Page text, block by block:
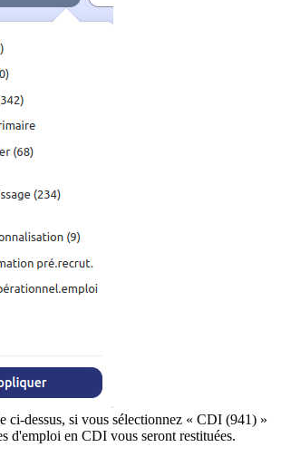
ci-dessus, si vous sélectionnez « CDI (941) »
d'emploi en CDI vous seront restituées.